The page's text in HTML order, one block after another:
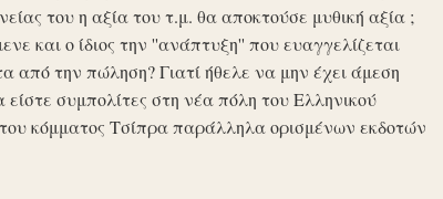
του η αξία του τ.μ. θα αποκτούσε μυθική αξία ;
και ο ίδιος την ''ανάπτυξη'' που ευαγγελίζεται
από την πώληση? Γιατί ήθελε να μην έχει άμεση
συμπολίτες στη νέα πόλη του Ελληνικού
κόμματος Τσίπρα παράλληλα ορισμένων εκδοτών